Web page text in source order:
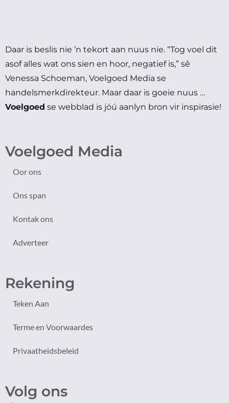
Daar is beslis nie ’n tekort aan nuus nie. “Tog voel dit
asof alles wat ons sien en hoor, negatief is,” sê
Venessa Schoeman, Voelgoed Media se
handelsmerkdirekteur. Maar daar is goeie nuus …
Voelgoed se webblad is jóú aanlyn bron vir inspirasie!
Voelgoed Media
Oor ons
Ons span
Kontak ons
Adverteer
Rekening
Teken Aan
Terme en Voorwaardes
Privaatheidsbeleid
Volg ons